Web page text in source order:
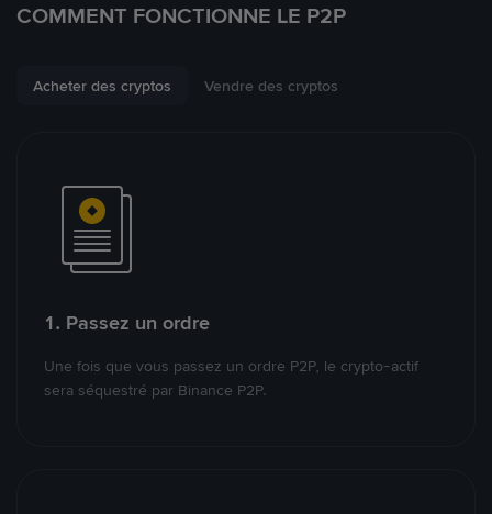
COMMENT FONCTIONNE LE P2P
Acheter des cryptos Vendre des cryptos
1. Passez un ordre
Une fois que vous passez un ordre P2P, le crypto-actif
sera séquestré par Binance P2P.